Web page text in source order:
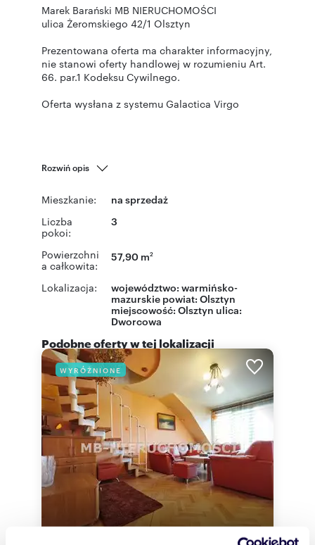
Marek Barański MB NIERUCHOMOŚCI
ulica Żeromskiego 42/1 Olsztyn
Prezentowana oferta ma charakter informacyjny,
nie stanowi oferty handlowej w rozumieniu Art.
66. par.1 Kodeksu Cywilnego.
Oferta wysłana z systemu Galactica Virgo
Rozwiń opis
Mieszkanie: na sprzedaż
Liczba
pokoi:
3
Powierzchni
a całkowita:
57,90 m2
Lokalizacja: województwo: warmińsko-
mazurskie powiat: Olsztyn
miejscowość: Olsztyn ulica:
Dworcowa
Podobne oferty w tej lokalizacji
WYRÓŻNIONE